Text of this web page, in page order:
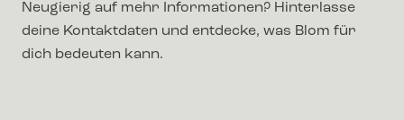
Neugierig auf mehr Informationen? Hinterlasse
deine Kontaktdaten und entdecke, was Blom für
dich bedeuten kann.